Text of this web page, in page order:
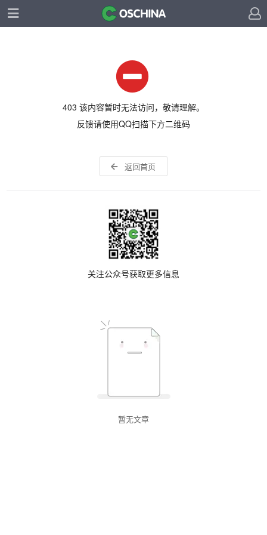
403 该内容暂时无法访问，敬请理解。
反馈请使用QQ扫描下方二维码
返回首页
关注公众号获取更多信息
暂无文章